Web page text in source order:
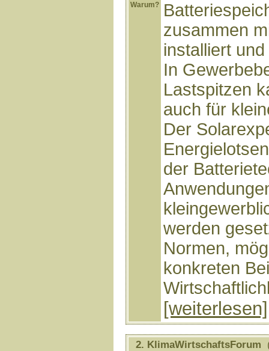
Warum?
zusammen
installiert
In
Lastspitzen
auch für
Der
der
werden
Normen,
konkreten
[weiterlesen]
2. KlimaWirtschaftsForum